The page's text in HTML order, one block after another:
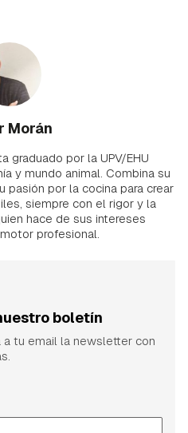
Morán
graduado por la UPV/EHU
y mundo animal. Combina su
pasión por la cocina para crear
siempre con el rigor y la
hace de sus intereses
profesional.
boletín
a tu email la newsletter con